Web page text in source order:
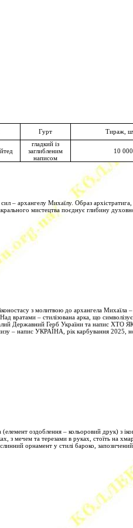
Гурт Тираж,
гладкий із
заглибленим
написом
10 000
– архангелу Михаїлу. Образ архістратига,
мистецтва поєднує глибину
з молитвою до архангела
вратами – стилізована арка, що
Державний Герб України та напис ХТО
– напис УКРАЇНА, рік карбування 2025,
оздоблення – кольоровий друк) з
з мечем та терезами в руках, стоїть на
орнамент у стилі бароко, запозичений